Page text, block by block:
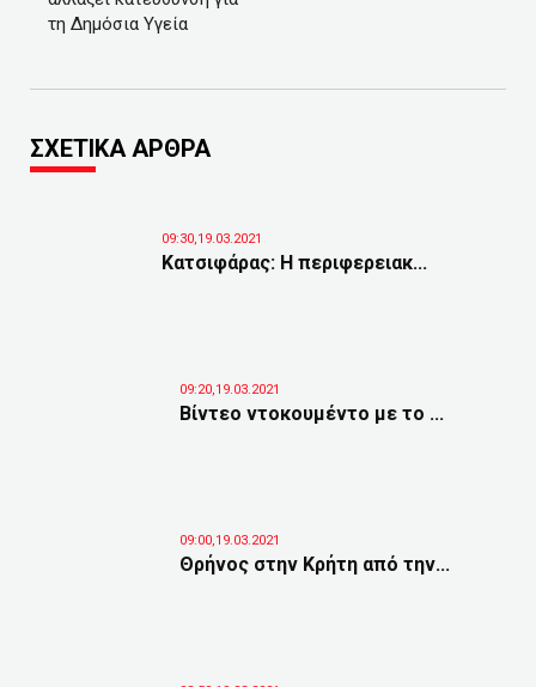
τη Δημόσια Υγεία
ΣΧΕΤΙΚΑ ΑΡΘΡΑ
09:30,19.03.2021
Κατσιφάρας: Η περιφερειακ...
09:20,19.03.2021
Bίντεο ντοκουμέντο με το ...
09:00,19.03.2021
Θρήνος στην Κρήτη από την...